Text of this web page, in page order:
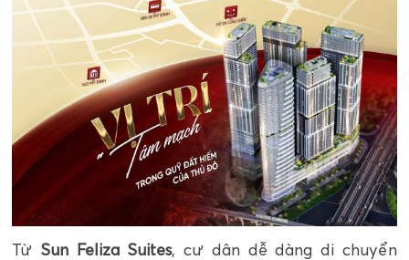
Từ Sun Feliza Suites, cư dân dễ dàng di chuyển